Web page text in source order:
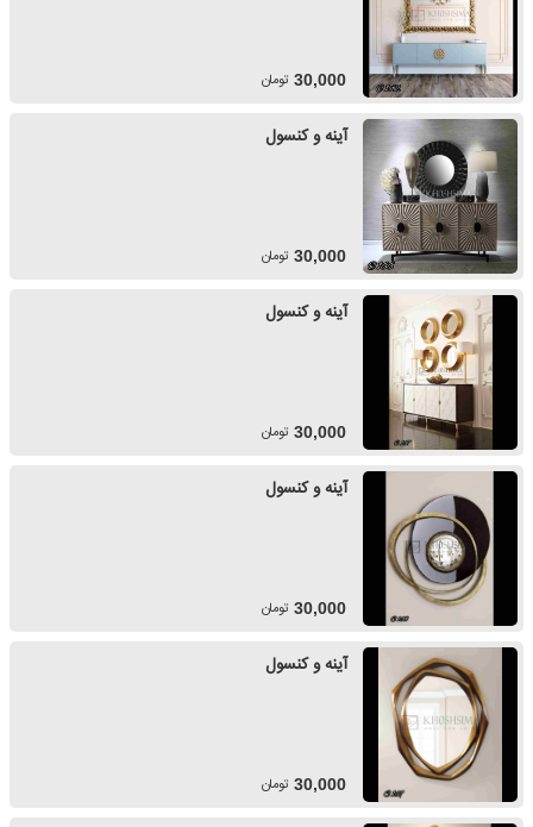
30,000 تومان
آینه و کنسول
30,000 تومان
آینه و کنسول
30,000 تومان
آینه و کنسول
30,000 تومان
آینه و کنسول
30,000 تومان